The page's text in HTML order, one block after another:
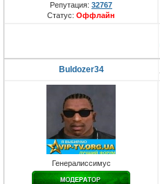
Репутация: 32767
Статус: Оффлайн
Buldozer34
Генералиссимус